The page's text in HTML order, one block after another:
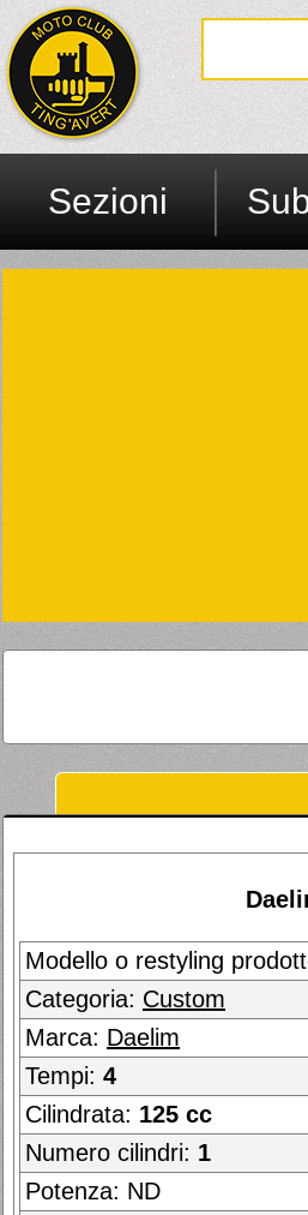
Sezioni
Modello o restyling
Categoria: Custom
Marca: Daelim
Tempi: 4
Cilindrata: 125 cc
Numero cilindri: 1
Potenza: ND